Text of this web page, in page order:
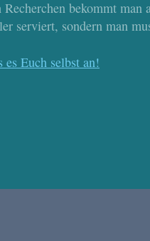
bekommt
serviert, sondern man
es Euch selbst an!